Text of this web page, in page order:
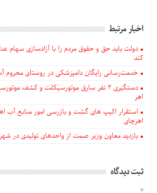
اخبار مرتبط
دولت باید حق و حقوق مردم را با آزادسازی سهام
کند
خدمت‌رسانی رایگان دامپزشکی در روستای محروم
دستگيری ۲ نفر سارق موتورسیکلت و کشف
اهر
استقرار اکیپ های گشت و بازرسی امور منابع آب
اهرچای
بازدید معاون وزیر صمت از واحدهای تولیدی در
ثبت دیدگاه